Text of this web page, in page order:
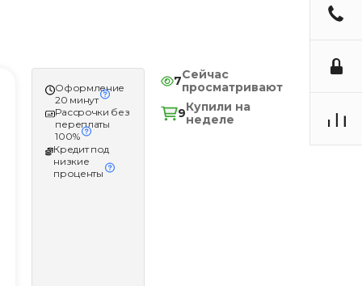
Оформление
20 минут
Рассрочки без
переплаты
100%
Кредит под
низкие
проценты
7Сейчас
просматривают
9Купили на
неделе